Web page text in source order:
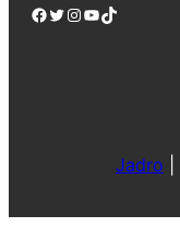
Facebook Twitter Instagram YouTube TikTok
Jadro